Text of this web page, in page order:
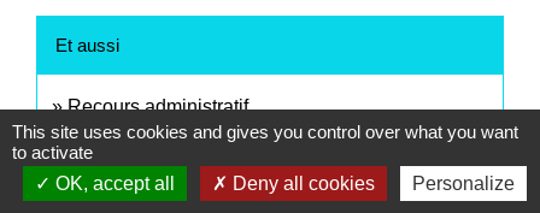
Et aussi
Recours administratif
Papiers - Citoyenneté - Élections
Agir en justice contre l'administration
Papiers - Citoyenneté - Élections
This site uses cookies and gives you control over what you want
to activate
OK, accept all
Deny all cookies Personalize